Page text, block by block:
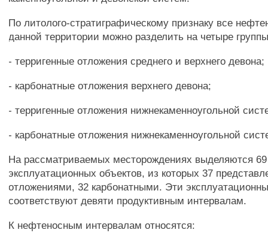
По литолого-стратиграфическому признаку все
данной территории можно разделить на четыре
- терригенные отложения среднего и верхнего девона;
- карбонатные отложения верхнего девона;
- терригенные отложения нижнекаменноугольной
- карбонатные отложения нижнекаменноугольной
На рассматриваемых месторождениях выделяются 69
эксплуатационных объектов, из которых 37
отложениями, 32 карбонатными. Эти
соответствуют девяти продуктивным интервалам.
К нефтеносным интервалам относятся: